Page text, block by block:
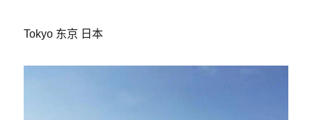
Tokyo 东京 日本